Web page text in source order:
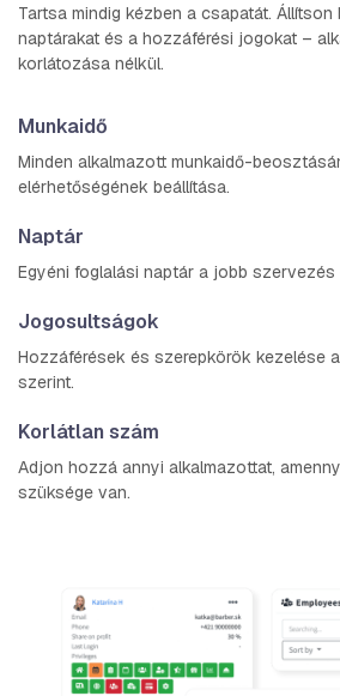
Tartsa mindig kézben a csapatát.
naptárakat és a hozzáférési jogokat –
korlátozása nélkül.
Munkaidő
Minden alkalmazott munkaidő-
elérhetőségének beállítása.
Naptár
Egyéni foglalási naptár a jobb szervezés
Jogosultságok
Hozzáférések és szerepkörök kezelése
szerint.
Korlátlan szám
Adjon hozzá annyi alkalmazottat,
szüksége van.